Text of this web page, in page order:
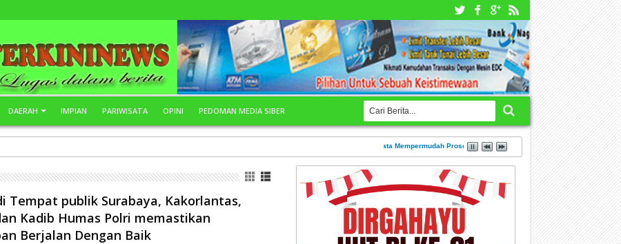
DAERAH IMPIAN PARIWISATA OPINI PEDOMAN MEDIA SIBER
nama Pribadi, Kacabdin Muslim Arif, S.Pd Klarifikasi Penggunaan Nama Saya Pada STNK dan BPKB Semata-mata Mempermudah Proses Administrasi Kredit di Leasing
Tempat publik Surabaya, Kakorlantas,
Kadib Humas Polri memastikan
Berjalan Dengan Baik